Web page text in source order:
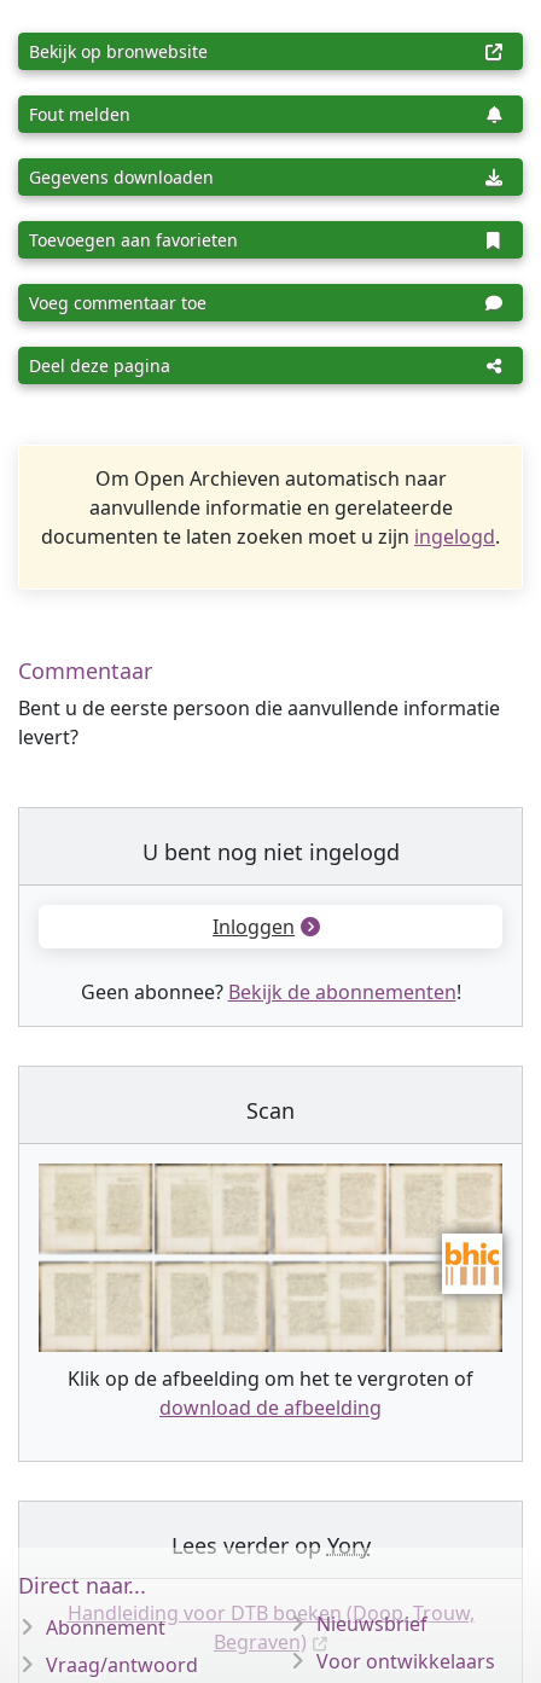
Bekijk op bronwebsite
Fout melden
Gegevens downloaden
Toevoegen aan favorieten
Voeg commentaar toe
Deel deze pagina
Om Open Archieven automatisch naar
aanvullende informatie en gerelateerde
documenten te laten zoeken moet u zijn ingelogd.
Commentaar
Bent u de eerste persoon die aanvullende informatie
levert?
U bent nog niet ingelogd
Inloggen
Geen abonnee? Bekijk de abonnementen!
Scan
Klik op de afbeelding om het te vergroten of
download de afbeelding
Lees verder op Yory
Handleiding voor DTB boeken (Doop, Trouw,
Begraven)
Direct naar...
Abonnement
Vraag/antwoord
Nieuwsbrief
Voor ontwikkelaars